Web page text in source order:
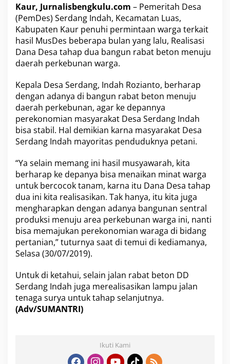
m
D
e
s
S
e
r
a
n
g
I
n
d
a
B
a
n
g
u
J
a
l
a
b
a
t
n
Kaur, Jurnalisbengkulu.com – Pemeritah Desa
(PemDes) Serdang Indah, Kecamatan Luas,
Kabupaten Kaur penuhi permintaan warga terkait
hasil MusDes beberapa bulan yang lalu, Realisasi
Dana Desa tahap dua bangun rabat beton menuju
daerah perkebunan warga.
Kepala Desa Serdang, Indah Rozianto, berharap
dengan adanya di bangun rabat beton menuju
daerah perkebunan, agar ke depannya
perekonomian masyarakat Desa Serdang Indah
bisa stabil. Hal demikian karna masyarakat Desa
Serdang Indah mayoritas penduduknya petani.
“Ya selain memang ini hasil musyawarah, kita
berharap ke depanya bisa menaikan minat warga
untuk bercocok tanam, karna itu Dana Desa tahap
dua ini kita realisasikan. Tak hanya, itu kita juga
mengharapkan dengan adanya bangunan sentral
produksi menuju area perkebunan warga ini, nanti
bisa memajukan perekonomian waraga di bidang
pertanian,” tuturnya saat di temui di kediamanya,
Selasa (30/07/2019).
Untuk di ketahui, selain jalan rabat beton DD
Serdang Indah juga merealisasikan lampu jalan
tenaga surya untuk tahap selanjutnya.
(Adv/SUMANTRI)
Ikuti Kami